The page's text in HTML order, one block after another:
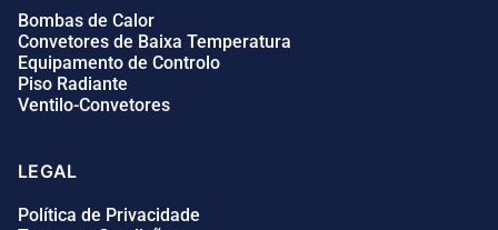
Bombas de Calor
Convetores de Baixa Temperatura
Equipamento de Controlo
Piso Radiante
Ventilo-Convetores
LEGAL
Política de Privacidade